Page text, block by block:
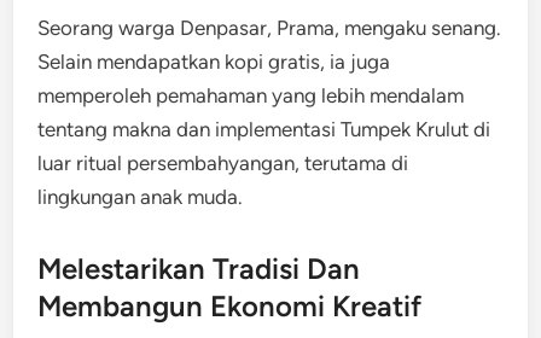
Seorang warga Denpasar, Prama, mengaku senang.
Selain mendapatkan kopi gratis, ia juga
memperoleh pemahaman yang lebih mendalam
tentang makna dan implementasi Tumpek Krulut di
luar ritual persembahyangan, terutama di
lingkungan anak muda.
Melestarikan Tradisi Dan
Membangun Ekonomi Kreatif